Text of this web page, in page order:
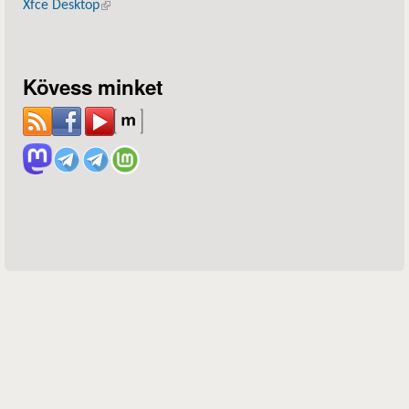
Xfce Desktop(külső hivatkozás)
Kövess minket